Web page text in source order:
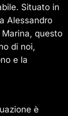
Situato in
Alessandro
questo
di noi,
e la
è